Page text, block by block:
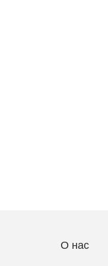
О нас